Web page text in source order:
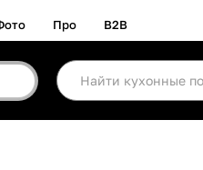
Про B2B